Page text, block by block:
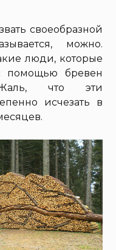
своеобразной
можно.
люди, которые
помощью бревен
что эти
исчезать в